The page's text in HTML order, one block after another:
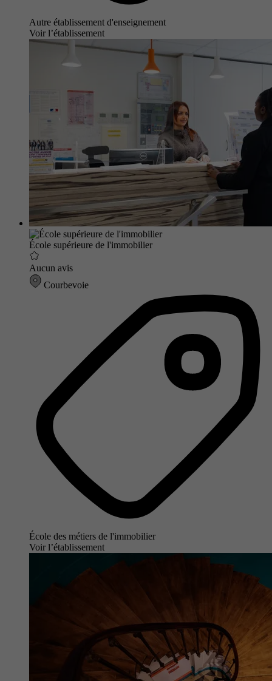
Autre établissement d'enseignement
Voir l’établissement
École supérieure de l'immobilier
Aucun avis
Courbevoie
École des métiers de l'immobilier
Voir l’établissement